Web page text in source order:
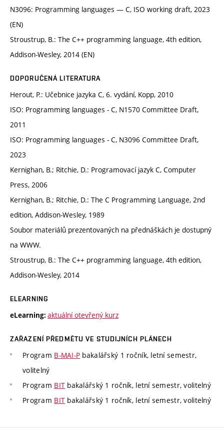
N3096: Programming languages — C, ISO working draft, 2023
(EN)
Stroustrup, B.: The C++ programming language, 4th edition,
Addison-Wesley, 2014 (EN)
DOPORUČENÁ LITERATURA
Herout, P.: Učebnice jazyka C, 6. vydání, Kopp, 2010
ISO: Programming languages - C, N1570 Committee Draft,
2011
ISO: Programming languages - C, N3096 Committee Draft,
2023
Kernighan, B.; Ritchie, D.: Programovací jazyk C, Computer
Press, 2006
Kernighan, B.; Ritchie, D.: The C Programming Language, 2nd
edition, Addison-Wesley, 1989
Soubor materiálů prezentovaných na přednáškách je dostupný
na WWW.
Stroustrup, B.: The C++ programming language, 4th edition,
Addison-Wesley, 2014
ELEARNING
eLearning: aktuální otevřený kurz
ZAŘAZENÍ PŘEDMĚTU VE STUDIJNÍCH PLÁNECH
Program B-MAI-P bakalářský 1 ročník, letní semestr,
volitelný
Program BIT bakalářský 1 ročník, letní semestr, volitelný
Program BIT bakalářský 1 ročník, letní semestr, volitelný